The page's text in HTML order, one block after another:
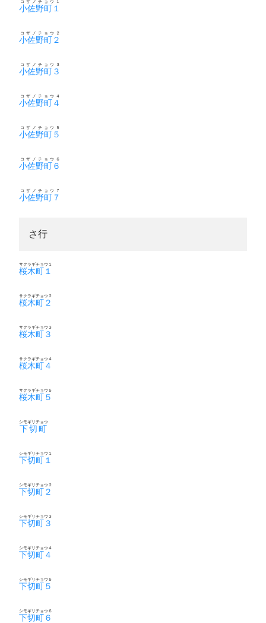
小佐野町１
コザノチョウ１
小佐野町２
コザノチョウ２
小佐野町３
コザノチョウ３
小佐野町４
コザノチョウ４
小佐野町５
コザノチョウ５
小佐野町６
コザノチョウ６
小佐野町７
コザノチョウ７
さ行
桜木町１
サクラギチョウ１
桜木町２
サクラギチョウ２
桜木町３
サクラギチョウ３
桜木町４
サクラギチョウ４
桜木町５
サクラギチョウ５
下切町
シモギリチョウ
下切町１
シモギリチョウ１
下切町２
シモギリチョウ２
下切町３
シモギリチョウ３
下切町４
シモギリチョウ４
下切町５
シモギリチョウ５
下切町６
シモギリチョウ６